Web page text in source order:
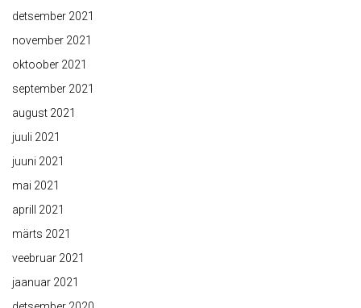
detsember 2021
november 2021
oktoober 2021
september 2021
august 2021
juuli 2021
juuni 2021
mai 2021
aprill 2021
märts 2021
veebruar 2021
jaanuar 2021